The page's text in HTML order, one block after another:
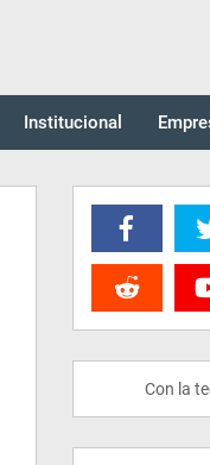
Institucional
Con la